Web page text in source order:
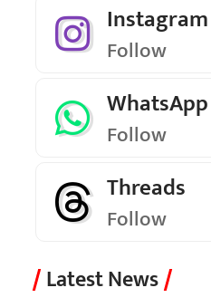
Instagram
Follow
WhatsApp
Follow
Threads
Follow
Latest News